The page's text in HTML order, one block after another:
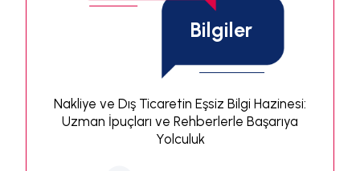
Bilgiler
Nakliye ve Dış Ticaretin Eşsiz Bilgi Hazinesi:
Uzman İpuçları ve Rehberlerle Başarıya
Yolculuk